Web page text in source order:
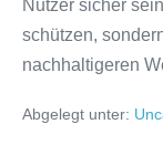
Nutzer sicher
schützen,
nachhaltigeren
Abgelegt unter: